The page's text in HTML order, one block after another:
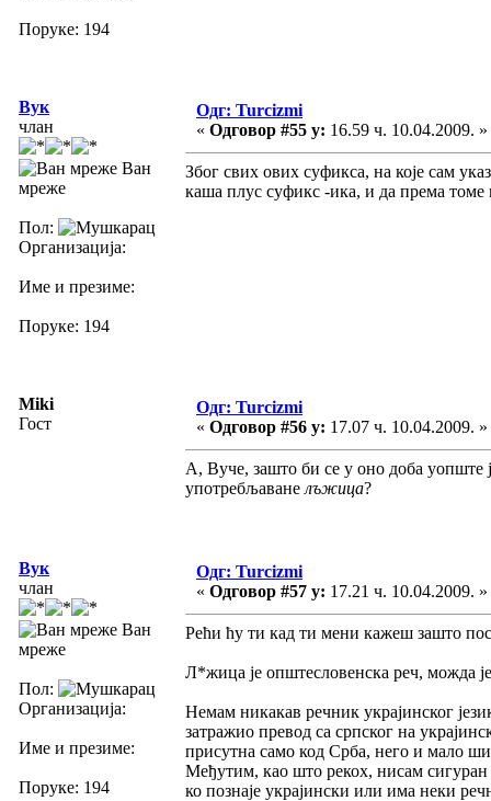
Поруке: 194
Вук
члан
Ван
мреже
Пол:
Организација:
Име и презиме:
Поруке: 194
Одг: Turcizmi
« Одговор #55 у: 16.59 ч. 10.04.2009. »
Због свих ових суфикса, на које сам
каша плус суфикс -ика, и да према томе
Miki
Гост
Одг: Turcizmi
« Одговор #56 у: 17.07 ч. 10.04.2009. »
А, Вуче, зашто би се у оно доба уопште
употребљаване лъжица?
Вук
члан
Ван
мреже
Пол:
Организација:
Име и презиме:
Поруке: 194
Одг: Turcizmi
« Одговор #57 у: 17.21 ч. 10.04.2009. »
Рећи ћу ти кад ти мени кажеш зашто
Л*жица је општесловенска реч, можда
Немам никакав речник украјинског
затражио превод са српског на
присутна само код Срба, него и мало
Међутим, као што рекох, нисам сигуран
ко познаје украјински или има неки